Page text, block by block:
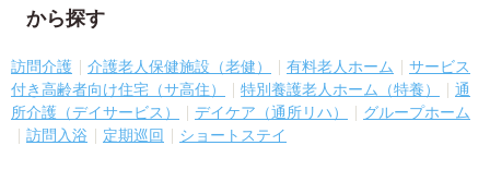
から探す
訪問介護 介護老人保健施設（老健） 有料老人ホーム
サービス
付き高齢者向け住宅（サ高住）
特別養護老人ホーム（特養）
通
所介護（デイサービス）
デイケア（通所リハ）
グループホーム
訪問入浴
定期巡回 ショートステイ